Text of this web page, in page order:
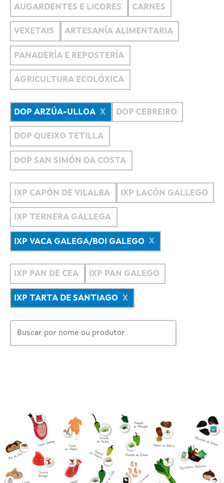
AUGARDENTES E LICORES CARNES
VEXETAIS ARTESANÍA ALIMENTARIA
PANADERÍA E REPOSTERÍA
AGRICULTURA ECOLÓXICA
DOP ARZÚA-ULLOA DOP CEBREIRO
DOP QUEIXO TETILLA
DOP SAN SIMÓN DA COSTA
IXP CAPÓN DE VILALBA IXP LACÓN GALLEGO
IXP TERNERA GALLEGA
IXP VACA GALEGA/BOI GALEGO
IXP PAN DE CEA IXP PAN GALEGO
IXP TARTA DE SANTIAGO